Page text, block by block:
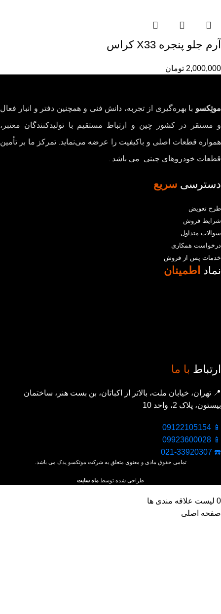
آرم جلو پنجره X33 کراس
2,000,000 تومان
موتِکسو با بهره‌گیری از تجربه، دانش فنی و همچنین دفتر و انبار فعال
و مستقر در کشور چین و ارتباط مستقیم با تولیدکنندگان معتبر،
همواره قطعات اصلی و باکیفیت را عرضه می‌نماید. تمرکز ما بر تأمین
قطعات خودروهای چینی می باشد .
دسترسی سریع
طرح تعویض
شرایط فروش
سوالات متداول
درخواست همکاری
خدمات پس از فروش
نماد اطمینان
ارتباط با ما
📍 تهران، خیابان ملت، بالاتر از اکباتان، بن بست هنر، ساختمان
بیستون، پلاک 2، واحد 10
📱 09122105154
📱 09923600028
☎️ 021-33920307
تمامی حقوق مادی و معنوی متعلق به شرکت موتکسو یدک می باشد.
طراحی شده توسط ماه سایت
0 لیست علاقه مندی ها
صفحه اصلی